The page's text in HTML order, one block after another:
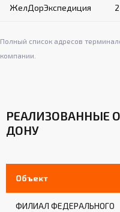
ЖелДорЭкспедиция
Полный список адресов
компании.
РЕАЛИЗОВАННЫЕ
ДОНУ
Объект
ФИЛИАЛ ФЕДЕРАЛЬНОГО